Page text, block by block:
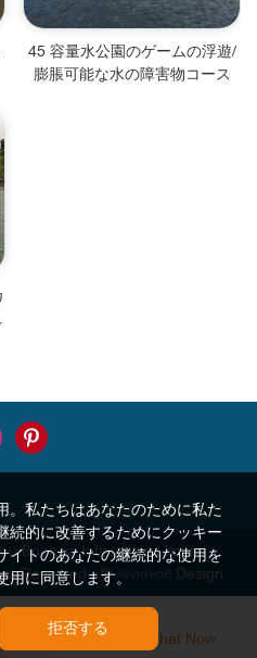
45 容量水公園のゲームの浮遊/
膨脹可能な水の障害物コース
Bouncia Inflatables Limited -
Reserved.
Design
Chat Now
。私たちはあなたのために私た
続的に改善するためにクッキー
イトのあなたの継続的な使用を
に同意します。
拒否する